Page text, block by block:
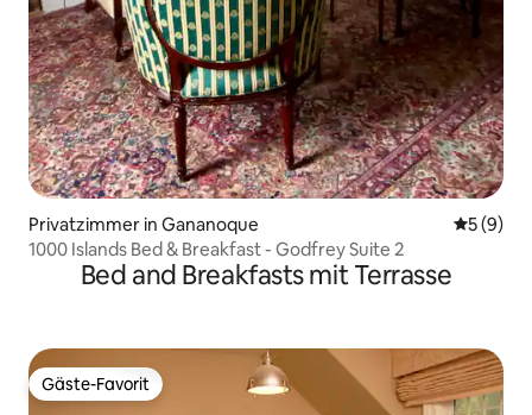
Privatzimmer in Gananoque
5 (9)
1000 Islands Bed & Breakfast - Godfrey Suite 2
Bed and Breakfasts mit Terrasse
Gäste-Favorit
Gäste-Favorit